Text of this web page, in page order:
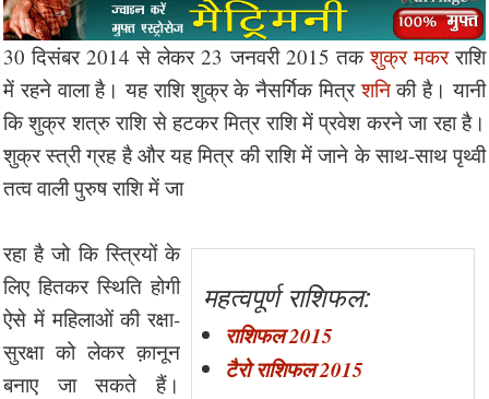
30 दिसंबर 2014 से लेकर 23 जनवरी 2015 तकशुक्र मकरराशि
में रहने वाला है। यह राशि शुक्र के नैसर्गिक मित्रशनिकी है। यानी
कि शुक्र शत्रु राशि से हटकर मित्र राशि में प्रवेश करने जा रहा है।
शुक्र स्त्री ग्रह है और यह मित्र की राशि में जाने के साथ-साथ पृथ्वी
तत्व वाली पुरुष राशि में जा
महत्वपूर्ण राशिफल:
राशिफल 2015
टैरो राशिफल 2015
रहा है जो कि स्त्रियों के
लिए हितकर स्थिति होगी
ऐसे में महिलाओं की रक्षा-
सुरक्षा को लेकर क़ानून
बनाए जा सकते हैं।